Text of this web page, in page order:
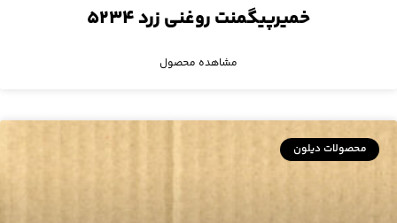
خمیرپیگمنت روغنی زرد ۵۲۳۴
مشاهده محصول
محصولات دیلون